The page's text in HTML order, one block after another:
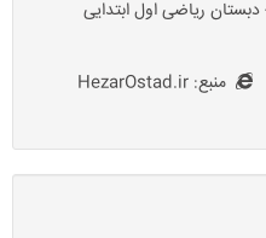
- دبستان ریاضی اول ابتدایی
منبع: HezarOstad.ir